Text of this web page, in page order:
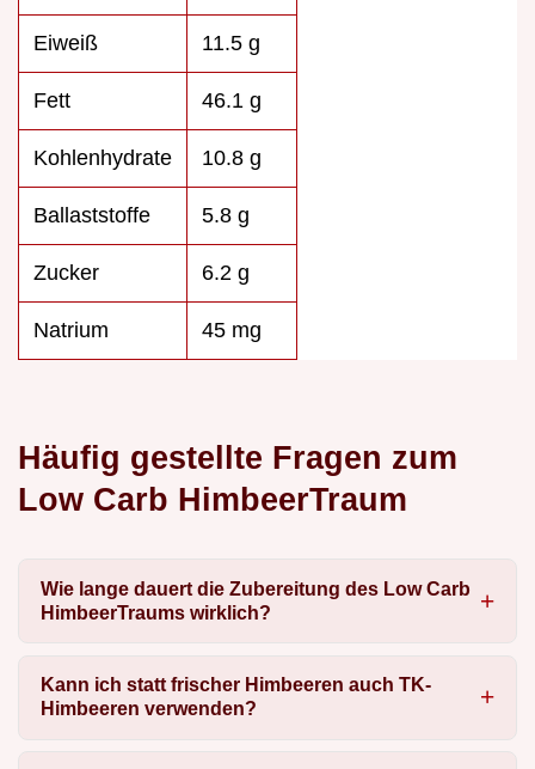
Eiweiß 11.5 g
Fett 46.1 g
Kohlenhydrate 10.8 g
Ballaststoffe 5.8 g
Zucker 6.2 g
Natrium 45 mg
Häufig gestellte Fragen zum
Low Carb HimbeerTraum
Wie lange dauert die Zubereitung des Low Carb
HimbeerTraums wirklich?
Kann ich statt frischer Himbeeren auch TK-
Himbeeren verwenden?